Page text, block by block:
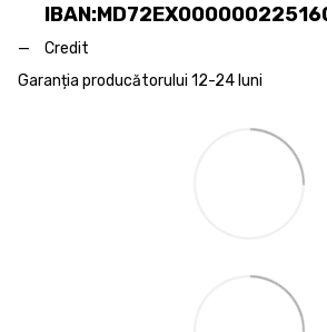
Credit
Garanția producătorului 12-24 luni